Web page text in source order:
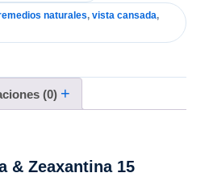
naturales, vista cansada,
(0)
& Zeaxantina 15